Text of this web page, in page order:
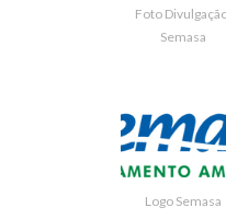
Foto
Semasa
Logo Semasa